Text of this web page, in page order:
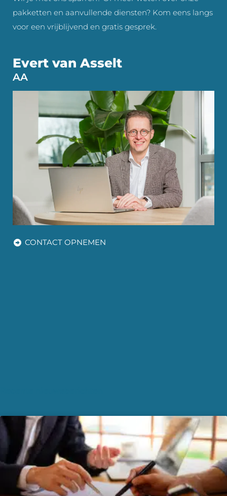
pakketten en aanvullende diensten? Kom eens langs
voor een vrijblijvend en gratis gesprek.
Evert van Asselt
AA
CONTACT OPNEMEN